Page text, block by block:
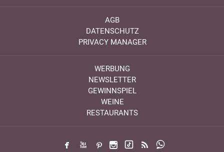
AGB
DATENSCHUTZ
PRIVACY MANAGER
WERBUNG
NEWSLETTER
GEWINNSPIEL
WEINE
RESTAURANTS